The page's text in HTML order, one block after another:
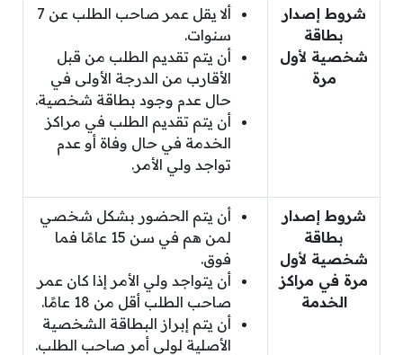
شروط إصدار
بطاقة
شخصية لأول
مرة
ألا يقل عمر صاحب الطلب عن 7
سنوات.
أن يتم تقديم الطلب من قبل
الأقارب من الدرجة الأولى في
حال عدم وجود بطاقة شخصية.
أن يتم تقديم الطلب في مراكز
الخدمة في حال وفاة أو عدم
تواجد ولي الأمر.
شروط إصدار
بطاقة
شخصية لأول
مرة في مراكز
الخدمة
أن يتم الحضور بشكل شخصي
لمن هم في سن 15 عامًا فما
فوق.
أن يتواجد ولي الأمر إذا كان عمر
صاحب الطلب أقل من 18 عامًا.
أن يتم إبراز البطاقة الشخصية
الأصلية لولي أمر صاحب الطلب.